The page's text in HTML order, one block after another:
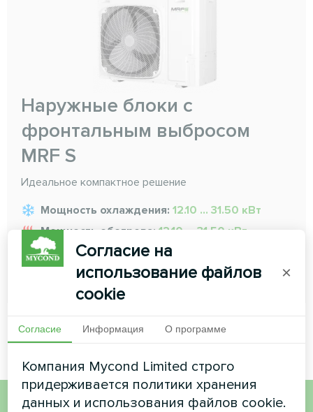
Наружные блоки с
фронтальным выбросом
MRF S
Идеальное компактное решение
Мощность охлаждения: 12.10 ... 31.50 кВт
Мощность обогрева: 12.10 ... 31.50 кВт
ЧИТАТЬ ДАЛЕЕ
Согласие на
использование файлов
cookie
×
Согласие Информация О программе
Компания Mycond Limited строго
придерживается политики хранения
данных и использования файлов cookie.